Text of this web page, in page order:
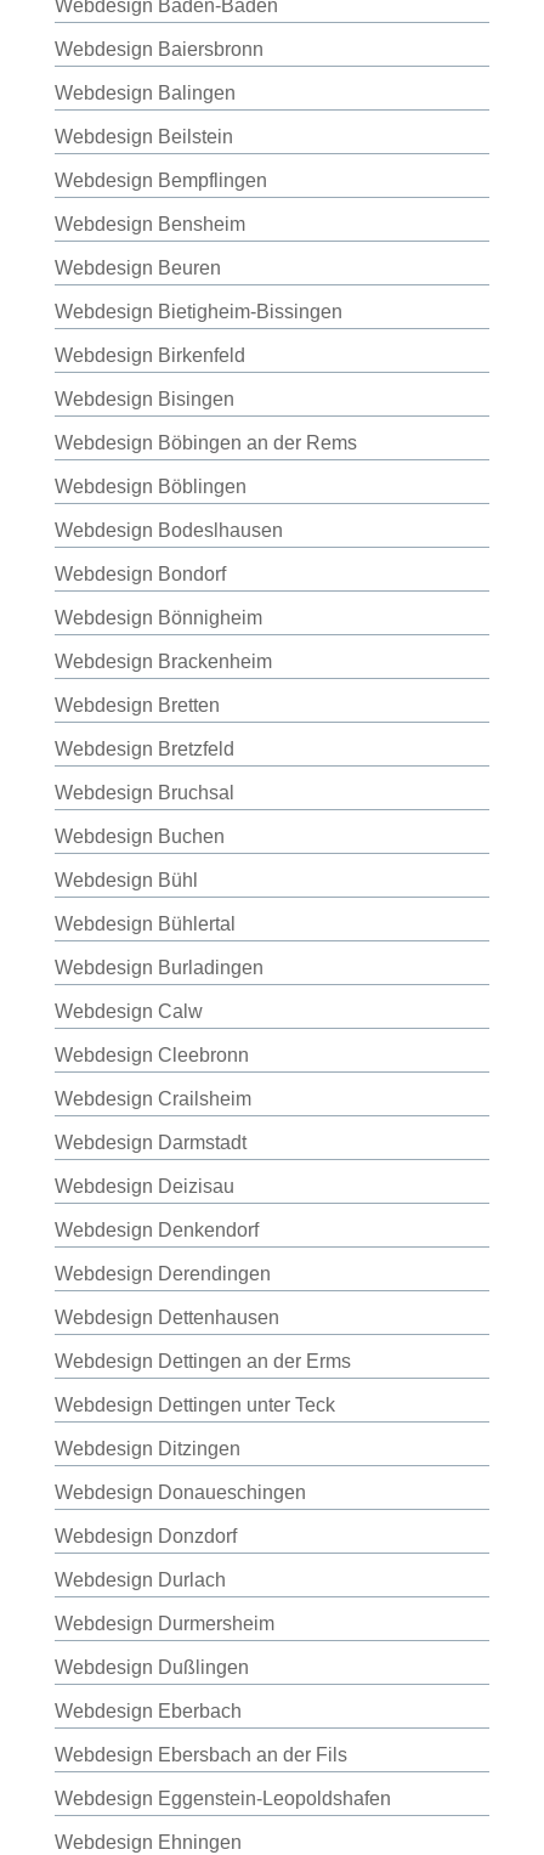
Webdesign Baden-Baden
Webdesign Baiersbronn
Webdesign Balingen
Webdesign Beilstein
Webdesign Bempflingen
Webdesign Bensheim
Webdesign Beuren
Webdesign Bietigheim-Bissingen
Webdesign Birkenfeld
Webdesign Bisingen
Webdesign Böbingen an der Rems
Webdesign Böblingen
Webdesign Bodeslhausen
Webdesign Bondorf
Webdesign Bönnigheim
Webdesign Brackenheim
Webdesign Bretten
Webdesign Bretzfeld
Webdesign Bruchsal
Webdesign Buchen
Webdesign Bühl
Webdesign Bühlertal
Webdesign Burladingen
Webdesign Calw
Webdesign Cleebronn
Webdesign Crailsheim
Webdesign Darmstadt
Webdesign Deizisau
Webdesign Denkendorf
Webdesign Derendingen
Webdesign Dettenhausen
Webdesign Dettingen an der Erms
Webdesign Dettingen unter Teck
Webdesign Ditzingen
Webdesign Donaueschingen
Webdesign Donzdorf
Webdesign Durlach
Webdesign Durmersheim
Webdesign Dußlingen
Webdesign Eberbach
Webdesign Ebersbach an der Fils
Webdesign Eggenstein-Leopoldshafen
Webdesign Ehningen